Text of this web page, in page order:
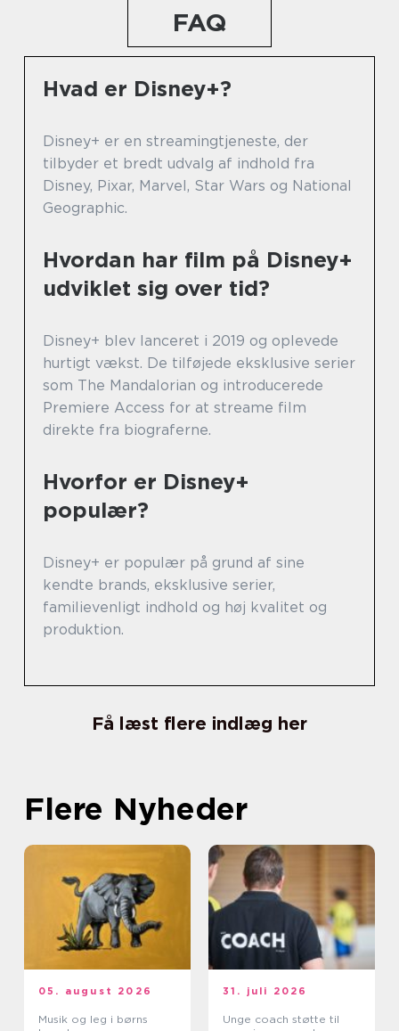
FAQ
Hvad er Disney+?
Disney+ er en streamingtjeneste, der
tilbyder et bredt udvalg af indhold fra
Disney, Pixar, Marvel, Star Wars og National
Geographic.
Hvordan har film på Disney+
udviklet sig over tid?
Disney+ blev lanceret i 2019 og oplevede
hurtigt vækst. De tilføjede eksklusive serier
som The Mandalorian og introducerede
Premiere Access for at streame film
direkte fra biograferne.
Hvorfor er Disney+
populær?
Disney+ er populær på grund af sine
kendte brands, eksklusive serier,
familievenligt indhold og høj kvalitet og
produktion.
Få læst flere indlæg her
Flere Nyheder
05. august 2026
Musik og leg i børns
31. juli 2026
Unge coach støtte til